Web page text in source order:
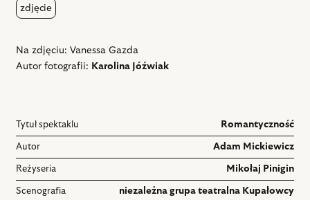
zdjęcie
Na zdjęciu: Vanessa Gazda
Autor fotografii: Karolina Jóźwiak
Tytuł spektaklu Romantyczność
Autor Adam Mickiewicz
Reżyseria Mikołaj Pinigin
Scenografia niezależna grupa teatralna Kupałowcy